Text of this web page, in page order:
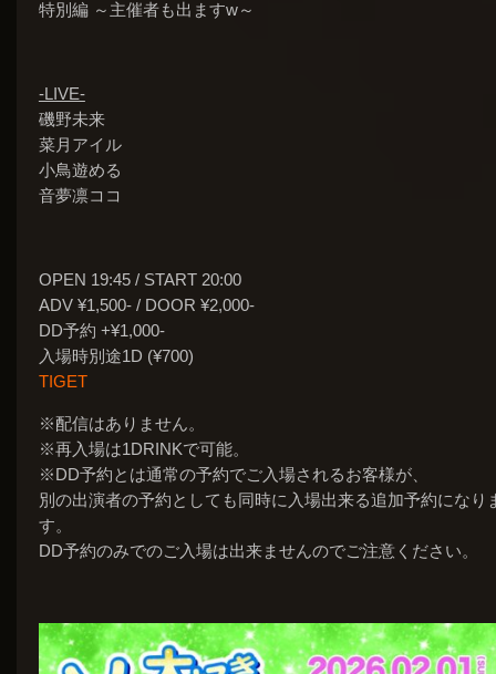
特別編 ～主催者も出ますw～
-LIVE-
磯野未来
菜月アイル
小鳥遊める
音夢凛ココ
OPEN 19:45 / START 20:00
ADV ¥1,500- / DOOR ¥2,000-
DD予約 +¥1,000-
入場時別途1D (¥700)
TIGET
※配信はありません。
※再入場は1DRINKで可能。
※DD予約とは通常の予約でご入場されるお客様が、
別の出演者の予約としても同時に入場出来る追加予約になり
す。
DD予約のみでのご入場は出来ませんのでご注意ください。